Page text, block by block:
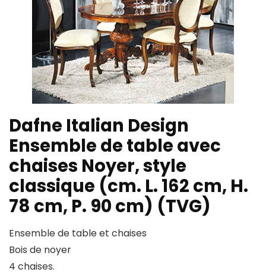
Dafne Italian Design
Ensemble de table avec
chaises Noyer, style
classique (cm. L. 162 cm, H.
78 cm, P. 90 cm) (TVG)
Ensemble de table et chaises
Bois de noyer
4 chaises.